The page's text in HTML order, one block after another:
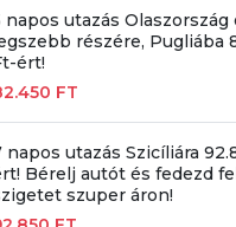
napos utazás Olaszország
részére, Pugliába
ért!
FT
napos utazás Szicíliára
Bérelj autót és fedezd
szuper áron!